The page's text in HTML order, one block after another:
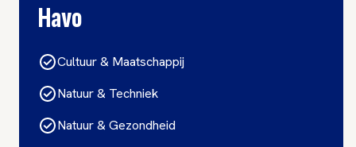
Havo
Cultuur & Maatschappij
Natuur & Techniek
Natuur & Gezondheid